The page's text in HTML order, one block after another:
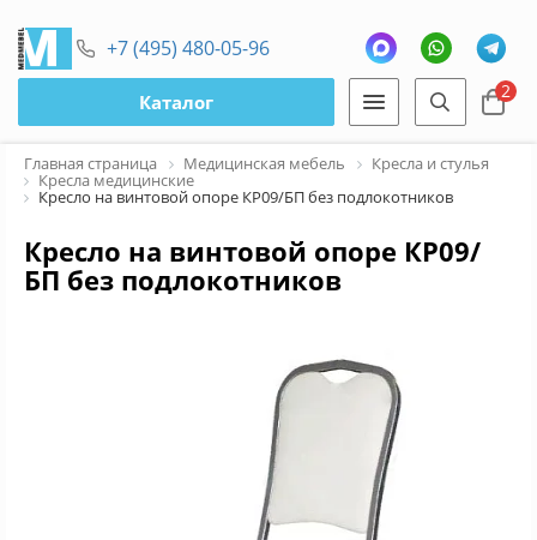
+7 (495) 480-05-96
Каталог 2
Главная страница Медицинская мебель Кресла и стулья
Кресла медицинские
Кресло на винтовой опоре КР09/БП без подлокотников
Кресло на винтовой опоре КР09/
БП без подлокотников